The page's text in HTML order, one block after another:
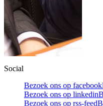
Social
Bezoek ons op facebook
Bezoek ons op linkedin
Bezoek ons op rss-feed